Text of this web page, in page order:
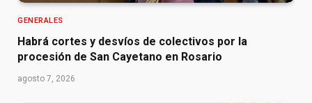
GENERALES
Habrá cortes y desvíos de colectivos por la
procesión de San Cayetano en Rosario
agosto 7, 2026